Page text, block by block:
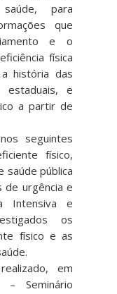
para
que
e o
física
história das
estaduais, e
a partir de
seguintes
físico,
saúde pública
de urgência e
Intensiva e
os
físico e as
em
Seminário